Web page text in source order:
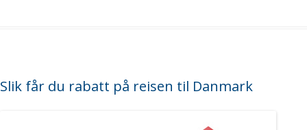
Slik får du rabatt på reisen til Danmark